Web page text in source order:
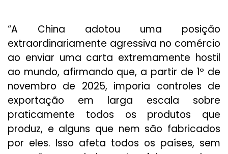
“A China adotou uma posição
extraordinariamente agressiva no comércio
ao enviar uma carta extremamente hostil
ao mundo, afirmando que, a partir de 1º de
novembro de 2025, imporia controles de
exportação em larga escala sobre
praticamente todos os produtos que
produz, e alguns que nem são fabricados
por eles. Isso afeta todos os países, sem